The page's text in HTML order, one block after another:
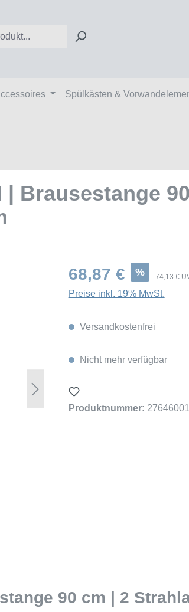
Spülkästen &
Brausestange
68,87 € % 74,13 €
Preise inkl. 19% MwSt.
Versandkostenfrei
Nicht mehr verfügbar
Produktnummer: 27646001
90 cm | 2